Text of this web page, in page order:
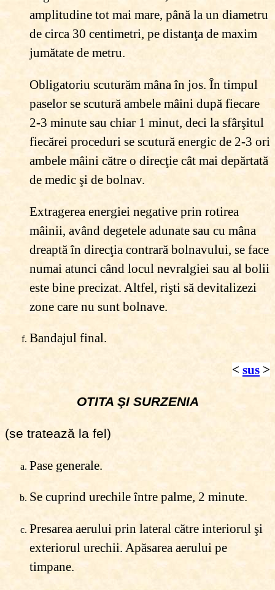
amplitudine tot mai mare, până la un diametru
de circa 30 centimetri, pe distanţa de maxim
jumătate de metru.
Obligatoriu scuturăm mâna în jos. În timpul
paselor se scutură ambele mâini după fiecare
2-3 minute sau chiar 1 minut, deci la sfârşitul
fiecărei proceduri se scutură energic de 2-3 ori
ambele mâini către o direcţie cât mai depărtată
de medic şi de bolnav.
Extragerea energiei negative prin rotirea
mâinii, având degetele adunate sau cu mâna
dreaptă în direcţia contrară bolnavului, se face
numai atunci când locul nevralgiei sau al bolii
este bine precizat. Altfel, rişti să devitalizezi
zone care nu sunt bolnave.
Bandajul final.
< sus >
OTITA ŞI SURZENIA
(se tratează la fel)
Pase generale.
Se cuprind urechile între palme, 2 minute.
Presarea aerului prin lateral către interiorul şi
exteriorul urechii. Apăsarea aerului pe
timpane.